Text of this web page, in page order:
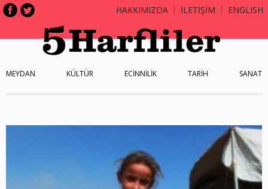
HAKKIMIZDA İLETİŞİM ENGLISH
MEYDAN KÜLTÜR ECİNNİLİK TARİH SANAT